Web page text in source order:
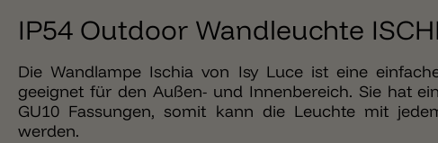
IP54 Outdoor Wandleuchte
Die Wandlampe Ischia von Isy Luce ist eine
geeignet für den Außen- und Innenbereich. Sie hat
GU10 Fassungen, somit kann die Leuchte mit
werden.